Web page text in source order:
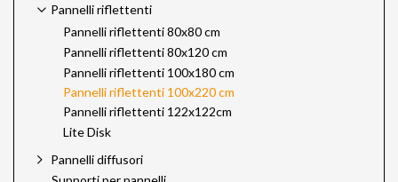
Pannelli riflettenti
Pannelli riflettenti 80x80 cm
Pannelli riflettenti 80x120 cm
Pannelli riflettenti 100x180 cm
Pannelli riflettenti 100x220 cm
Pannelli riflettenti 122x122cm
Lite Disk
Pannelli diffusori